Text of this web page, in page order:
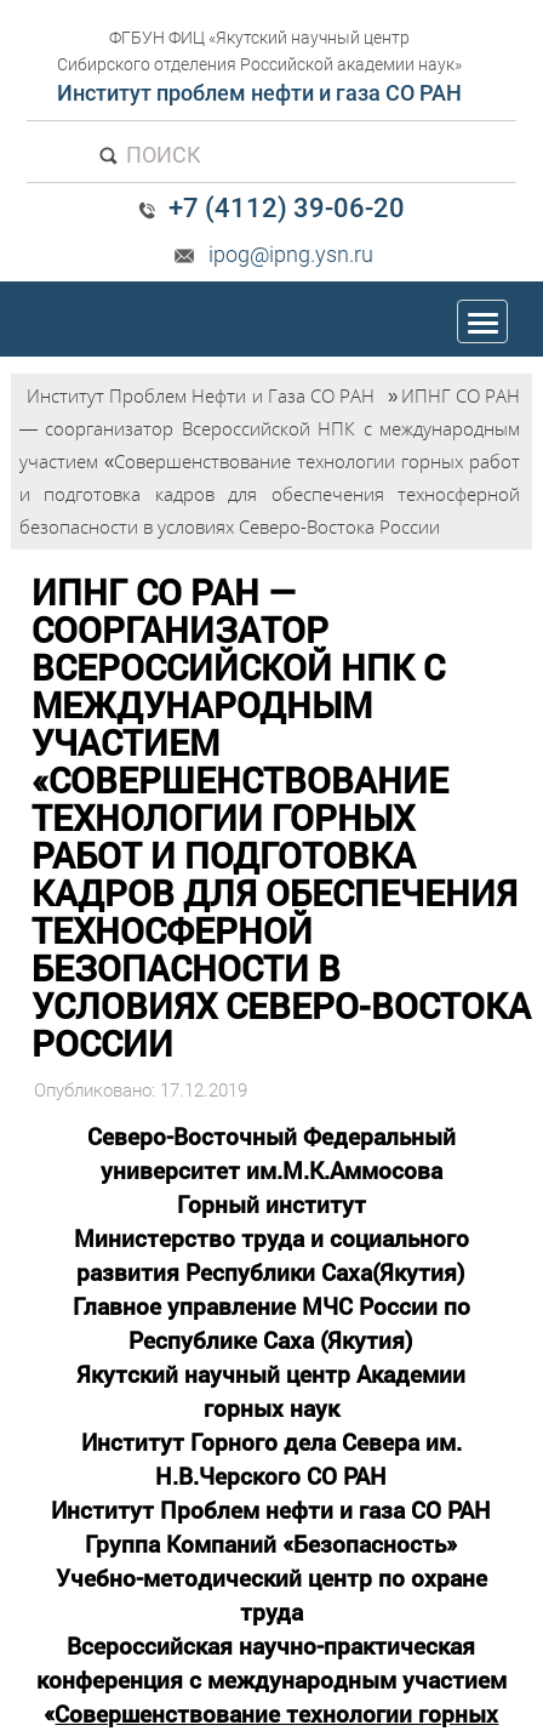
ФГБУН ФИЦ «Якутский научный центр
Сибирского отделения Российской академии наук»
Институт проблем нефти и газа СО РАН
ПОИСК
+7 (4112) 39-06-20
ipog@ipng.ysn.ru
trk
Институт Проблем Нефти и Газа СО РАН » ИПНГ СО РАН
— соорганизатор Всероссийской НПК с международным
участием «Совершенствование технологии горных работ
и подготовка кадров для обеспечения техносферной
безопасности в условиях Северо-Востока России
ИПНГ СО РАН —
СООРГАНИЗАТОР
ВСЕРОССИЙСКОЙ НПК С
МЕЖДУНАРОДНЫМ
УЧАСТИЕМ
«СОВЕРШЕНСТВОВАНИЕ
ТЕХНОЛОГИИ ГОРНЫХ
РАБОТ И ПОДГОТОВКА
КАДРОВ ДЛЯ ОБЕСПЕЧЕНИЯ
ТЕХНОСФЕРНОЙ
БЕЗОПАСНОСТИ В
УСЛОВИЯХ СЕВЕРО-ВОСТОКА
РОССИИ
Опубликовано: 17.12.2019
Северо-Восточный Федеральный
университет им.М.К.Аммосова
Горный институт
Министерство труда и социального
развития Республики Саха(Якутия)
Главное управление МЧС России по
Республике Саха (Якутия)
Якутский научный центр Академии
горных наук
Институт Горного дела Севера им.
Н.В.Черского СО РАН
Институт Проблем нефти и газа СО РАН
Группа Компаний «Безопасность»
Учебно-методический центр по охране
труда
Всероссийская научно-практическая
конференция с международным участием
«Совершенствование технологии горных